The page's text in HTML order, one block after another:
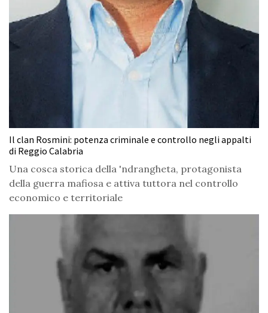
Il clan Rosmini: potenza criminale e controllo negli appalti
di Reggio Calabria
Una cosca storica della 'ndrangheta, protagonista
della guerra mafiosa e attiva tuttora nel controllo
economico e territoriale